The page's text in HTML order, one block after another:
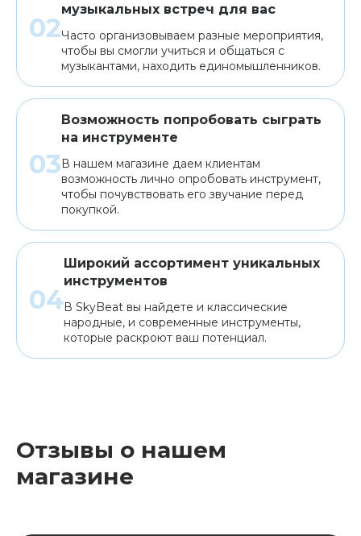
музыкальных встреч для вас
Часто организовываем разные мероприятия,
чтобы вы смогли учиться и общаться с
музыкантами, находить единомышленников.
Возможность попробовать сыграть
на инструменте
В нашем магазине даем клиентам
возможность лично опробовать инструмент,
чтобы почувствовать его звучание перед
покупкой.
Широкий ассортимент уникальных
инструментов
В SkyBeat вы найдете и классические
народные, и современные инструменты,
которые раскроют ваш потенциал.
Отзывы о нашем
магазине